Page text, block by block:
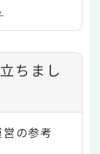
ちまし
の参考